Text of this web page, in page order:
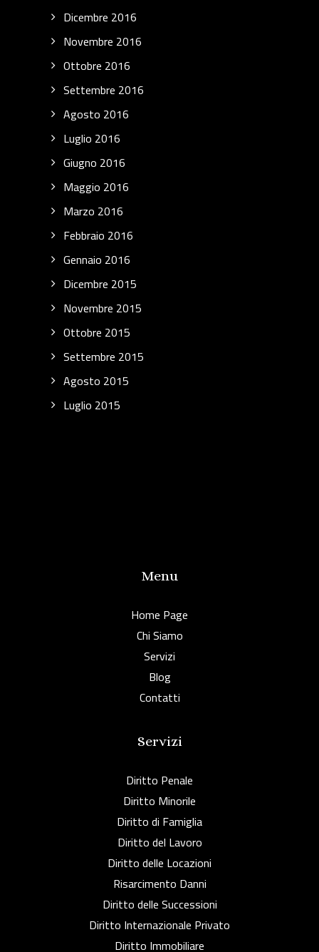
Dicembre 2016
Novembre 2016
Ottobre 2016
Settembre 2016
Agosto 2016
Luglio 2016
Giugno 2016
Maggio 2016
Marzo 2016
Febbraio 2016
Gennaio 2016
Dicembre 2015
Novembre 2015
Ottobre 2015
Settembre 2015
Agosto 2015
Luglio 2015
Menu
Home Page
Chi Siamo
Servizi
Blog
Contatti
Servizi
Diritto Penale
Diritto Minorile
Diritto di Famiglia
Diritto del Lavoro
Diritto delle Locazioni
Risarcimento Danni
Diritto delle Successioni
Diritto Internazionale Privato
Diritto Immobiliare